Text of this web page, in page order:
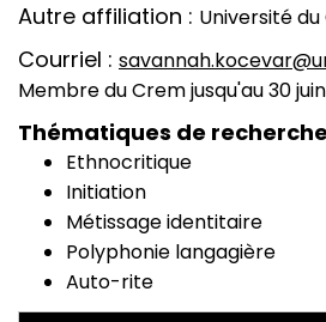
Autre affiliation Université
Courriel
Membre du Crem jusqu'au 30
Thématiques de recherche
Ethnocritique
Initiation
Métissage identitaire
Polyphonie langagière
Auto-rite